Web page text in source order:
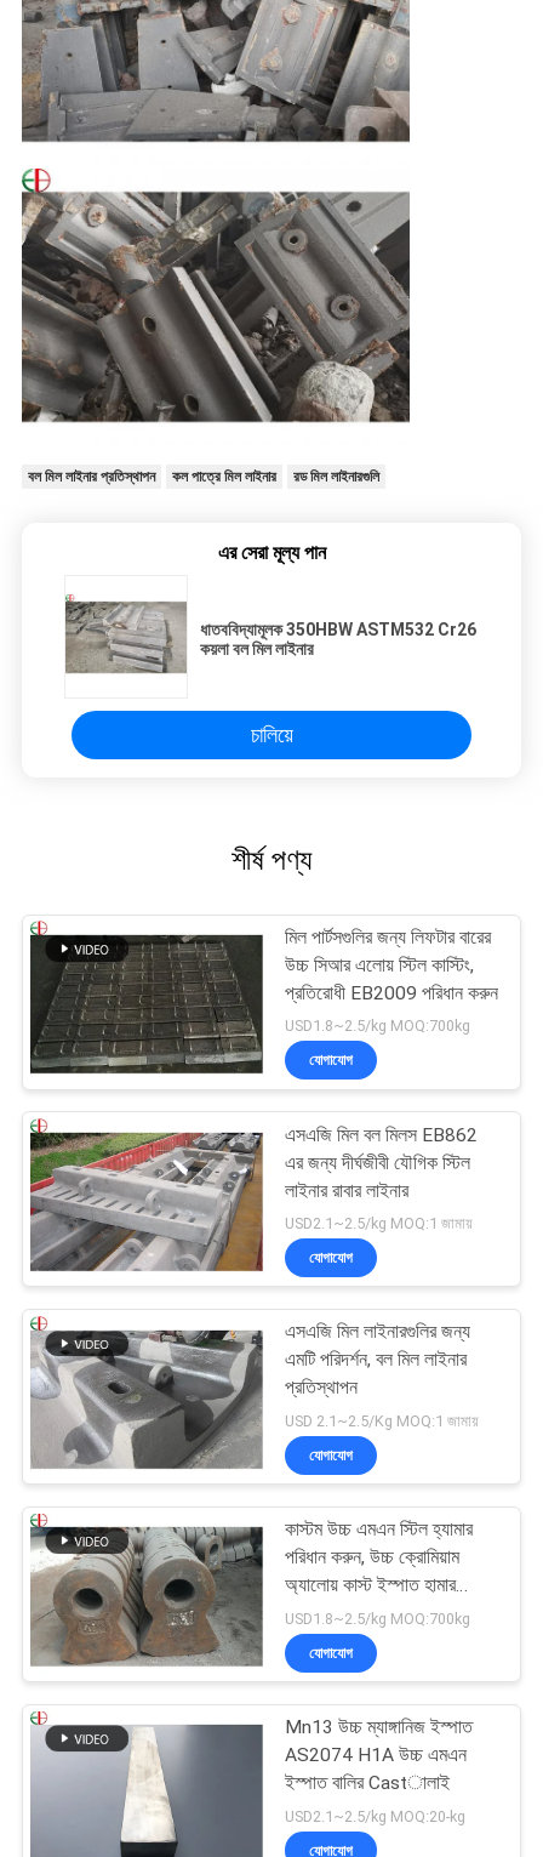
বল মিল লাইনার প্রতিস্থাপন কল পাত্রে মিল লাইনার রড মিল লাইনারগুলি
এর সেরা মূল্য পান
ধাতববিদ্যামূলক 350HBW ASTM532 Cr26
কয়লা বল মিল লাইনার
চালিয়ে
শীর্ষ পণ্য
মিল পার্টসগুলির জন্য লিফটার বারের
উচ্চ সিআর এলোয় স্টিল কাস্টিং,
প্রতিরোধী EB2009 পরিধান করুন
USD1.8~2.5/kg MOQ:700kg
যোগাযোগ
এসএজি মিল বল মিলস EB862
এর জন্য দীর্ঘজীবী যৌগিক স্টিল
লাইনার রাবার লাইনার
USD2.1~2.5/kg MOQ:1 জামায়
যোগাযোগ
এসএজি মিল লাইনারগুলির জন্য
এমটি পরিদর্শন, বল মিল লাইনার
প্রতিস্থাপন
USD 2.1~2.5/Kg MOQ:1 জামায়
যোগাযোগ
কাস্টম উচ্চ এমএন স্টিল হ্যামার
পরিধান করুন, উচ্চ ক্রোমিয়াম
অ্যালোয় কাস্ট ইস্পাত হামার
EB19047
USD1.8~2.5/kg MOQ:700kg
যোগাযোগ
Mn13 উচ্চ ম্যাঙ্গানিজ ইস্পাত
AS2074 H1A উচ্চ এমএন
ইস্পাত বালির Castালাই
USD2.1~2.5/kg MOQ:20-kg
যোগাযোগ